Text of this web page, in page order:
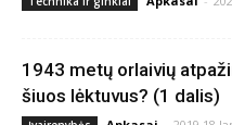
1943 metų orlaivių
šiuos lėktuvus? (1 dalis)